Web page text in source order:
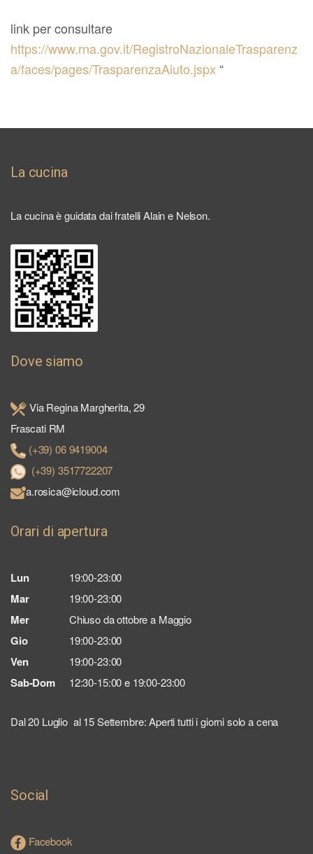
link per consultare
https://www.rna.gov.it/RegistroNazionaleTrasparenz
a/faces/pages/TrasparenzaAiuto.jspx “
La cucina
La cucina è guidata dai fratelli Alain e Nelson.
Dove siamo
Via Regina Margherita, 29
Frascati RM
(+39) 06 9419004
(+39) 3517722207
a.rosica@icloud.com
Orari di apertura
Lun 19:00-23:00
Mar 19:00-23:00
Mer Chiuso da ottobre a Maggio
Gio 19:00-23:00
Ven 19:00-23:00
Sab-Dom 12:30-15:00 e 19:00-23:00
Dal 20 Luglio al 15 Settembre: Aperti tutti i giorni solo a cena
Social
Facebook